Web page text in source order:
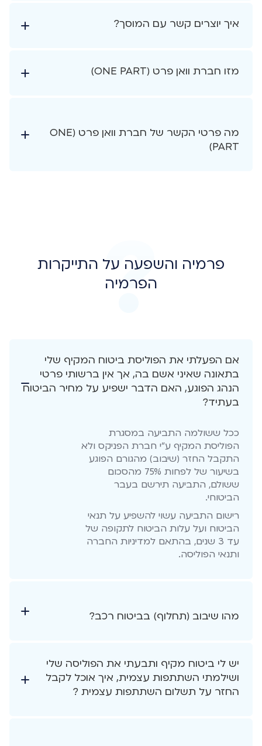
איך יוצרים קשר עם המוסך?
מזו חברת וואן פרט (ONE PART)
מה פרטי הקשר של חברת וואן פרט (ONE
PART)
פרמיה והשפעה על התייקרות
הפרמיה
אם הפעלתי את הפוליסת ביטוח המקיף שלי
בתאונה שאיני אשם בה, אך אין ברשותי פרטי
הנהג הפוגע, האם הדבר ישפיע על מחיר הביטוח
בעתיד?
ככל ששולמה התביעה במסגרת
הפוליסת המקיף ע"י חברת הפניקס ולא
התקבל החזר (שיבוב) מהגורם הפוגע
בשיעור של לפחות 75% מהסכום
ששולם, התביעה תירשם בעבר
הביטוחי.
רישום התביעה עשוי להשפיע על תנאי
הביטוח ועל עלות הביטוח לתקופה של
עד 3 שנים, בהתאם למדיניות החברה
ותנאי הפוליסה.
מהו שיבוב (תחלוף) בביטוח רכב?
יש לי ביטוח מקיף ותבעתי את הפוליסה שלי
ושילמתי השתתפות עצמית, איך אוכל לקבל
החזר על תשלום השתתפות עצמית ?